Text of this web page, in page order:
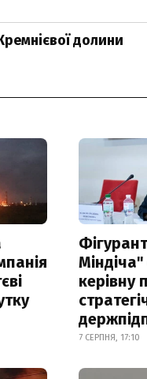
долини
керівну
7 СЕРПНЯ, 17:10